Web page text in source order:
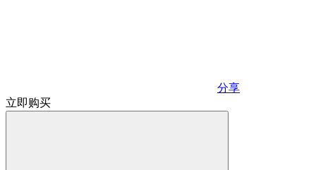
分享
立即购买